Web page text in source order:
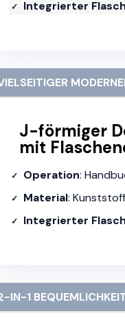
Integrierter
J-förmiger
mit
Operation:
Material: Kunststoff
Integrierter
IN-1